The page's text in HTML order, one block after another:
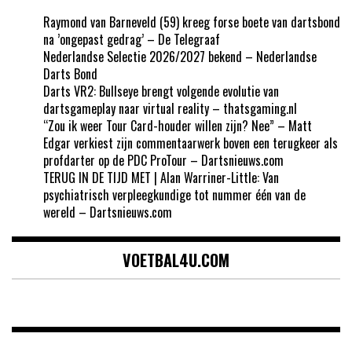
Raymond van Barneveld (59) kreeg forse boete van dartsbond
na ’ongepast gedrag’ – De Telegraaf
Nederlandse Selectie 2026/2027 bekend – Nederlandse
Darts Bond
Darts VR2: Bullseye brengt volgende evolutie van
dartsgameplay naar virtual reality – thatsgaming.nl
“Zou ik weer Tour Card-houder willen zijn? Nee” – Matt
Edgar verkiest zijn commentaarwerk boven een terugkeer als
profdarter op de PDC ProTour – Dartsnieuws.com
TERUG IN DE TIJD MET | Alan Warriner-Little: Van
psychiatrisch verpleegkundige tot nummer één van de
wereld – Dartsnieuws.com
VOETBAL4U.COM